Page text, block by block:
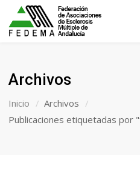
Archivos
Inicio
Archivos
Publicaciones etiquetadas por